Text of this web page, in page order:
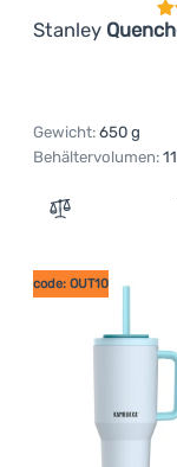
Stanley
Gewicht: 650 g
Behältervolumen:
Zum
code: OUT10